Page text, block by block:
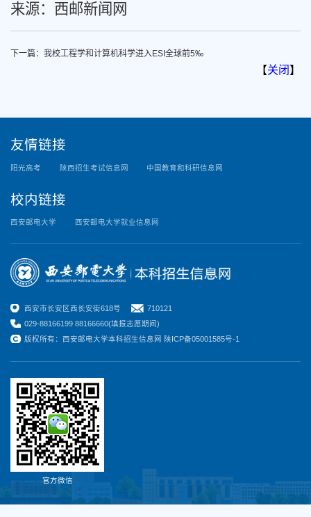
来源：西邮新闻网
下一篇： 我校工程学和计算机科学进入ESI全球前5‰
【关闭 】
友情链接
阳光高考 陕西招生考试信息网 中国教育和科研信息网
校内链接
西安邮电大学 西安邮电大学就业信息网
西安市长安区西长安街618号
710121
029-88166199 88166660(填报志愿期间)
版权所有：西安邮电大学本科招生信息网 陕ICP备05001585号-1
官方微信